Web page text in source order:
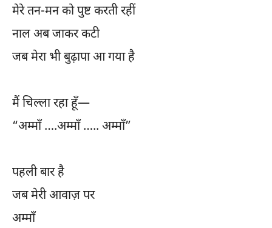
मेरे तन-मन को पुष्ट करती रहीं
नाल अब जाकर कटी
जब मेरा भी बुढ़ापा आ गया है
मैं चिल्ला रहा हूँ—
“अम्माँ ….अम्माँ ….. अम्माँ”
पहली बार है
जब मेरी आवाज़ पर
अम्माँ